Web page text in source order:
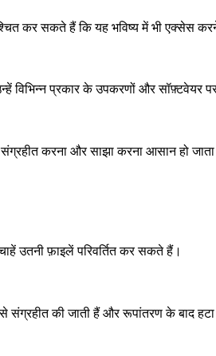
कर सकते हैं कि यह भविष्य में भी एक्सेस
विभिन्न प्रकार के उपकरणों और सॉफ़्टवेयर
करना और साझा करना आसान हो जाता
उतनी फ़ाइलें परिवर्तित कर सकते हैं।
संग्रहीत की जाती हैं और रूपांतरण के बाद हटा